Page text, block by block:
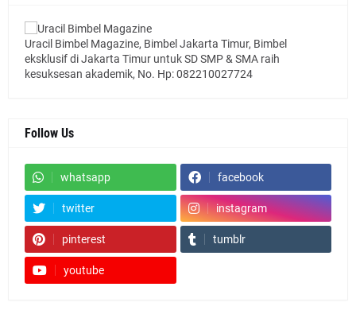
Uracil Bimbel Magazine, Bimbel Jakarta Timur, Bimbel
eksklusif di Jakarta Timur untuk SD SMP & SMA raih
kesuksesan akademik, No. Hp: 082210027724
Follow Us
whatsapp facebook
twitter instagram
pinterest tumblr
youtube